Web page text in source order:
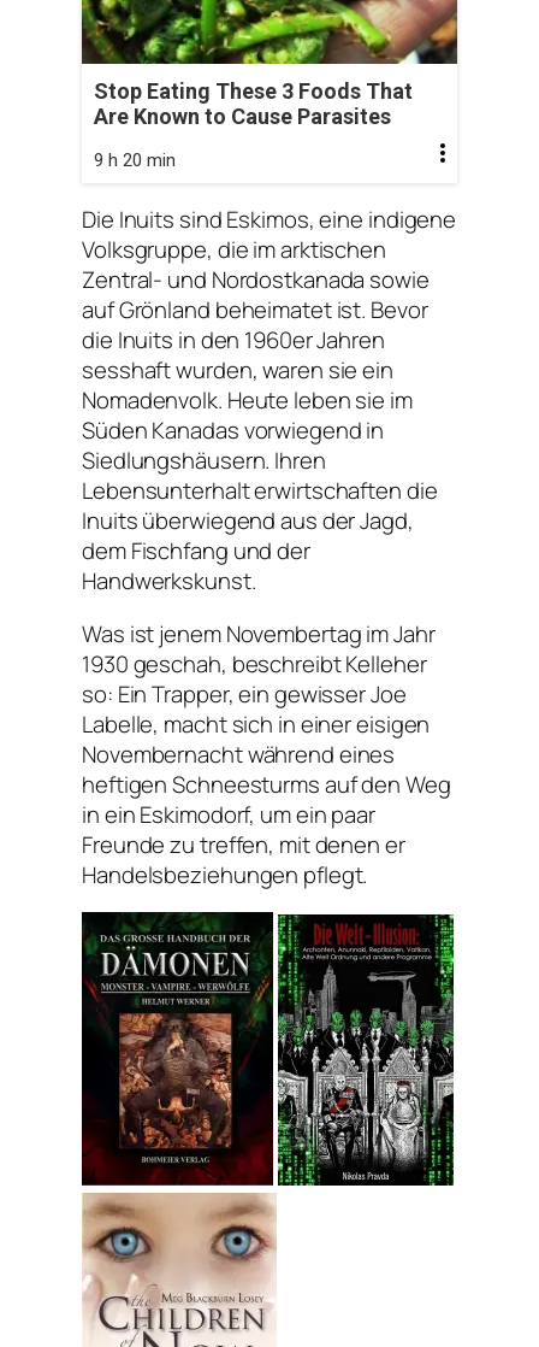
Stop Eating These 3 Foods That
Are Known to Cause Parasites
9 h 20 min
Die Inuits sind Eskimos, eine indigene
Volksgruppe, die im arktischen
Zentral- und Nordostkanada sowie
auf Grönland beheimatet ist. Bevor
die Inuits in den 1960er Jahren
sesshaft wurden, waren sie ein
Nomadenvolk. Heute leben sie im
Süden Kanadas vorwiegend in
Siedlungshäusern. Ihren
Lebensunterhalt erwirtschaften die
Inuits überwiegend aus der Jagd,
dem Fischfang und der
Handwerkskunst.
Was ist jenem Novembertag im Jahr
1930 geschah, beschreibt Kelleher
so: Ein Trapper, ein gewisser Joe
Labelle, macht sich in einer eisigen
Novembernacht während eines
heftigen Schneesturms auf den Weg
in ein Eskimodorf, um ein paar
Freunde zu treffen, mit denen er
Handelsbeziehungen pflegt.